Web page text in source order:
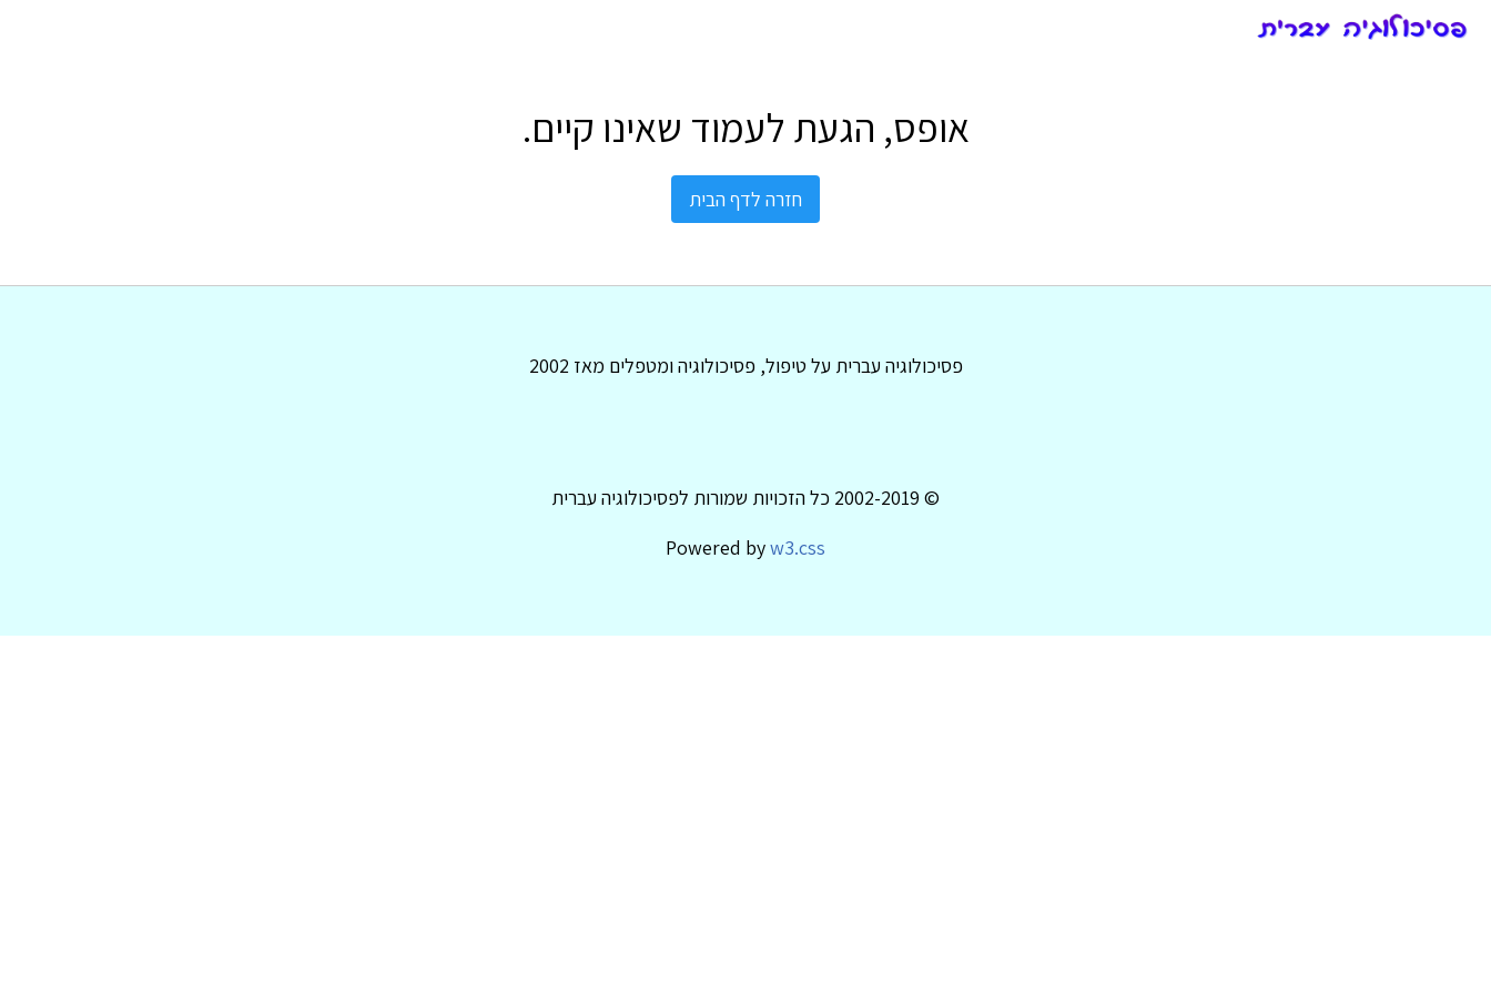
אופס, הגעת לעמוד שאינו קיים.
חזרה לדף הבית
פסיכולוגיה עברית על טיפול, פסיכולוגיה ומטפלים מאז 2002
© 2002-2019 כל הזכויות שמורות לפסיכולוגיה עברית
Powered byw3.css